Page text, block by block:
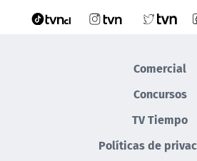
Comercial
Concursos
TV Tiempo
Políticas de